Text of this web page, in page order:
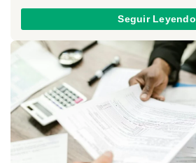
Seguir Leyendo